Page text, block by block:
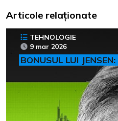
Articole relaționate
TEHNOLOGIE
9 mar 2026
BONUSUL LUI